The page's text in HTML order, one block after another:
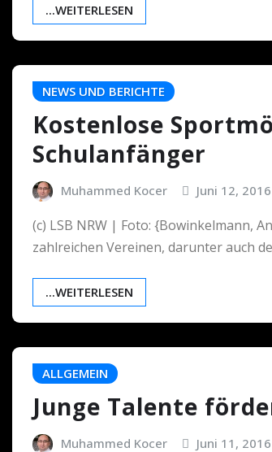
...WEITERLESEN
NEWS UND BERICHTE
Kostenlose
Schulanfänger
Muhammed Kocer Juni 12, 2016
(c) LSB NRW | Foto: {Bowinkelmann,
zahlreichen Vereinen, darunter auch
...WEITERLESEN
ALLGEMEIN
Junge Talente
Muhammed Kocer Juni 11, 2016